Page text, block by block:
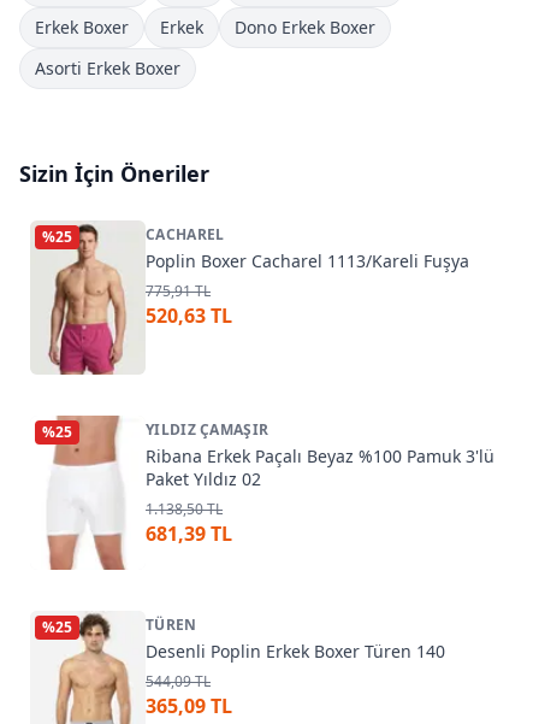
Erkek Boxer
Erkek
Dono Erkek Boxer
Asorti Erkek Boxer
Sizin İçin Öneriler
%25 CACHAREL
Poplin Boxer Cacharel 1113/Kareli Fuşya
775,91 TL
520,63 TL
%25 YILDIZ ÇAMAŞIR
Ribana Erkek Paçalı Beyaz %100 Pamuk 3'lü
Paket Yıldız 02
1.138,50 TL
681,39 TL
%25 TÜREN
Desenli Poplin Erkek Boxer Türen 140
544,09 TL
365,09 TL